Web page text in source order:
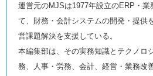
運営元のMJSは1977年設立のERP・業
て、財務・会計システムの開発・提供
営課題解決を支援している。
本編集部は、その実務知識とテクノロ
務、人事・労務、会計、経営・業務改